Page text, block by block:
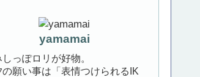
yamamai
っぽロリが好物。
の願い事は「表情つけられるIK